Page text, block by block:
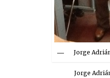
Jorge
Jorge